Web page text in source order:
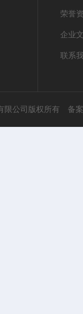
荣誉
企业
联系
限公司版权所有 备